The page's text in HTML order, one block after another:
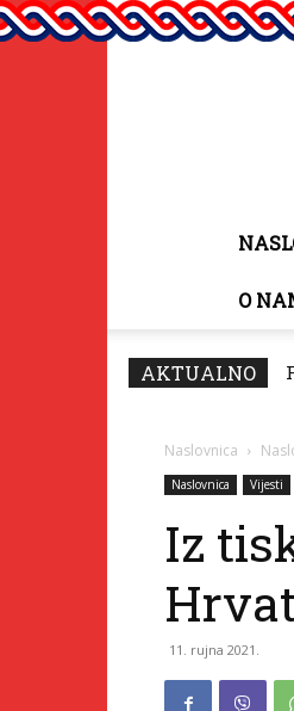
O
AKTUALNO
Naslovnica
Naslovnica Vijesti
Iz
11. rujna 2021.